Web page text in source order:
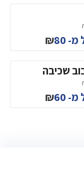
מ- ₪80
שכיבה
מ- ₪60